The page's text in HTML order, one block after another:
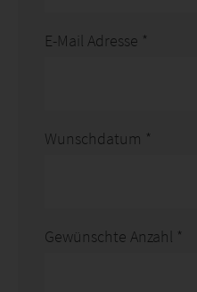
E-Mail Adresse *
Wunschdatum *
Gewünschte Anzahl *